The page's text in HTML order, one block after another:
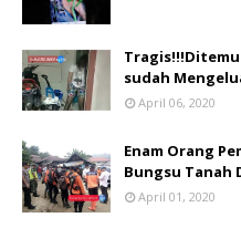
sudah
April 06, 2020
Enam Orang
Bungsu Tanah
April 01, 2020